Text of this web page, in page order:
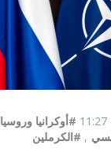
#أوكرانيا وروسيا
, #الكرملين